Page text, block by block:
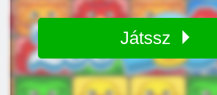
Játssz